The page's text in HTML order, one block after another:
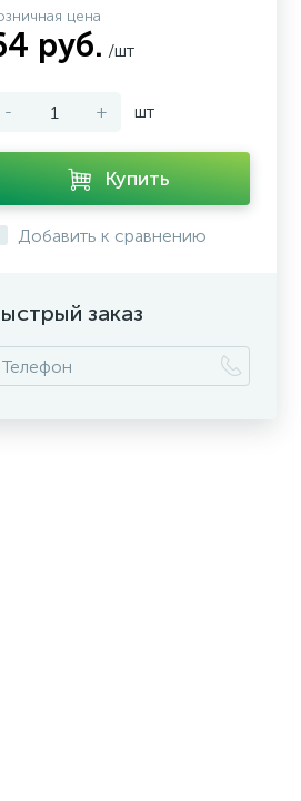
цена
руб. /шт
- + шт
Купить
Добавить к сравнению
заказ